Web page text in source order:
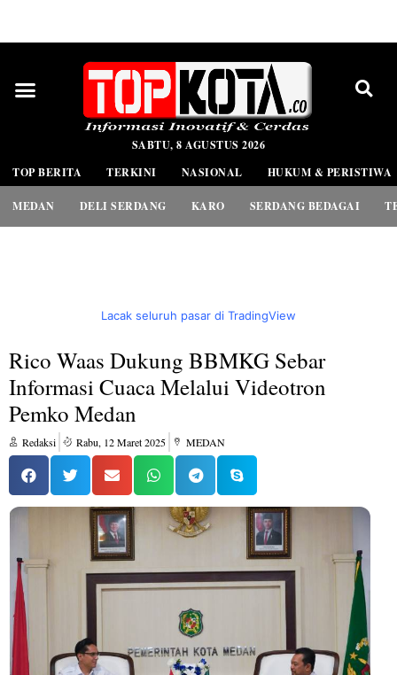
SABTU, 8 AGUSTUS 2026
TOP BERITA
TERKINI NASIONAL HUKUM & PERISTIWA
MEDAN DELI SERDANG KARO SERDANG BEDAGAI
Lacak seluruh pasar di TradingView
Rico Waas Dukung BBMKG Sebar
Informasi Cuaca Melalui Videotron
Pemko Medan
Redaksi Rabu, 12 Maret 2025 MEDAN